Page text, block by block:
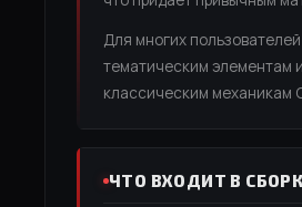
Для многих пользователей
тематическим элементам
классическим механикам
ЧТО ВХОДИТ В СБОРКУ